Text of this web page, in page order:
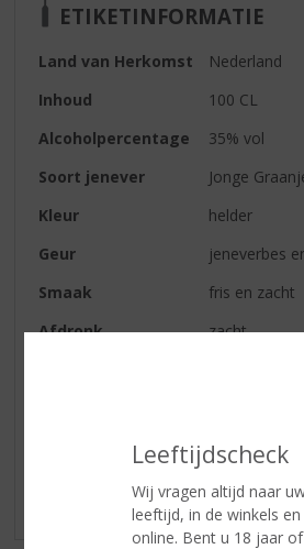
Leeftijdscheck
Wij vragen altijd naar
leeftijd, in de winkels
online. Bent u 18 jaar
ETIKETINFORMATIE
Land van Herkomst
Nederland
Inhoud
100 CL
Alcoholpercentage
35% vol
Soort jenever
Jonge
Kleur
helder
Geur
jeneverbes
Smaak
fris en zacht
Afdronk
zacht
Schrijf een review
Er zijn nog geen reviews geplaatst